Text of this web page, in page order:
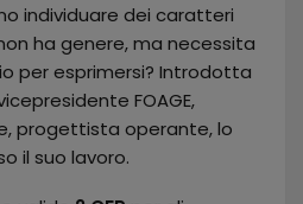
individuare dei caratteri
ha genere, ma necessita
per esprimersi? Introdotta
FOAGE,
progettista operante, lo
il suo lavoro.